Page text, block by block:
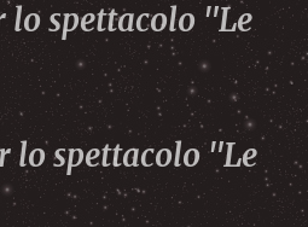
lo spettacolo "Le
lo spettacolo "Le